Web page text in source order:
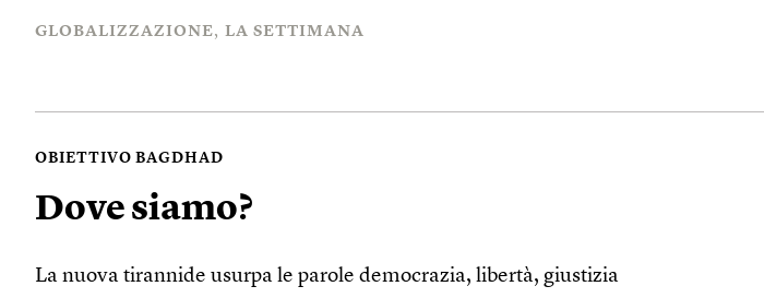
GLOBALIZZAZIONE LA SETTIMANA
OBIETTIVO BAGDHAD
Dove siamo?
La nuova tirannide usurpa le parole democrazia, libertà, giustizia